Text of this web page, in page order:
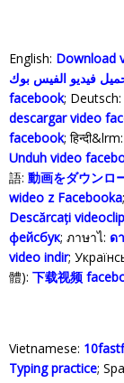
English: Download
فيديو الفيس بوك
facebook; Deutsch:
descargar video
facebook;
Unduh video
語: 動画をダウンロ
wideo z Facebooka
Descărcați
фейсбук; ภาษาไ: ด
video indir;
體): 下载视频
Vietnamese:
Typing practice;